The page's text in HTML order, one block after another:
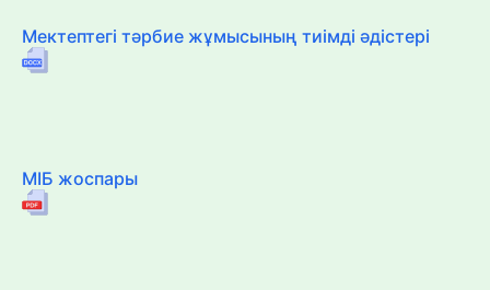
Мектептегі тәрбие жұмысының тиімді әдістері
МІБ жоспары